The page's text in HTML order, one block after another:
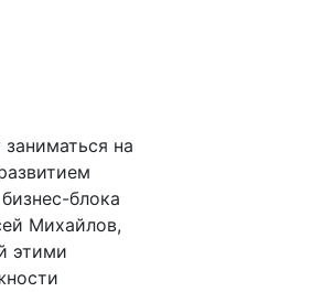
на
блока
Михайлов,
этими